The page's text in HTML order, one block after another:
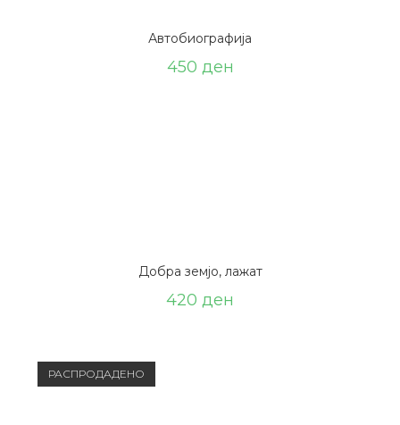
Автобиографија
450 ден
Добра земјо, лажат
420 ден
РАСПРОДАДЕНО